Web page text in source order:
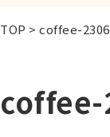
TOP >coffee-
coffee-